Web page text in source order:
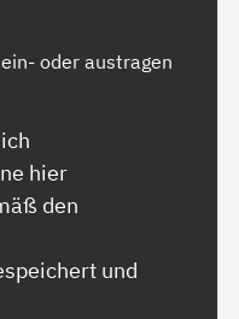
oder austragen
hier
den
und